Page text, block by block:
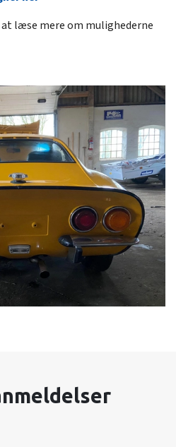
læse mere om mulighederne